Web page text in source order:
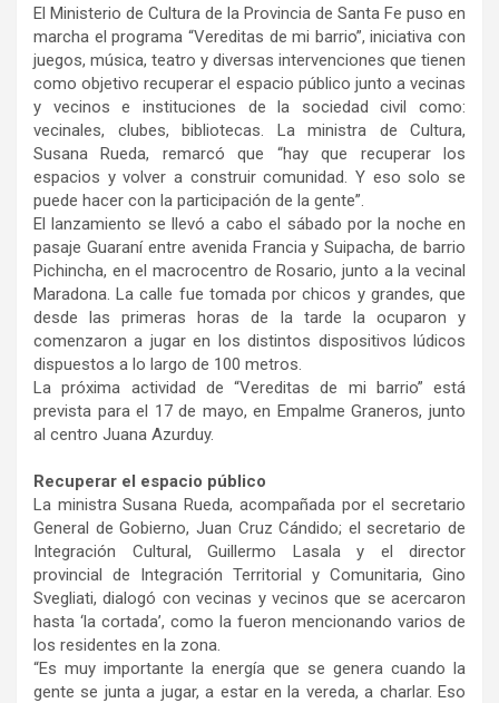
El Ministerio de Cultura de la Provincia de Santa Fe puso en
marcha el programa “Vereditas de mi barrio”, iniciativa con
juegos, música, teatro y diversas intervenciones que tienen
como objetivo recuperar el espacio público junto a vecinas
y vecinos e instituciones de la sociedad civil como:
vecinales, clubes, bibliotecas. La ministra de Cultura,
Susana Rueda, remarcó que “hay que recuperar los
espacios y volver a construir comunidad. Y eso solo se
puede hacer con la participación de la gente”.
El lanzamiento se llevó a cabo el sábado por la noche en
pasaje Guaraní entre avenida Francia y Suipacha, de barrio
Pichincha, en el macrocentro de Rosario, junto a la vecinal
Maradona. La calle fue tomada por chicos y grandes, que
desde las primeras horas de la tarde la ocuparon y
comenzaron a jugar en los distintos dispositivos lúdicos
dispuestos a lo largo de 100 metros.
La próxima actividad de “Vereditas de mi barrio” está
prevista para el 17 de mayo, en Empalme Graneros, junto
al centro Juana Azurduy.
Recuperar el espacio público
La ministra Susana Rueda, acompañada por el secretario
General de Gobierno, Juan Cruz Cándido; el secretario de
Integración Cultural, Guillermo Lasala y el director
provincial de Integración Territorial y Comunitaria, Gino
Svegliati, dialogó con vecinas y vecinos que se acercaron
hasta ‘la cortada’, como la fueron mencionando varios de
los residentes en la zona.
“Es muy importante la energía que se genera cuando la
gente se junta a jugar, a estar en la vereda, a charlar. Eso